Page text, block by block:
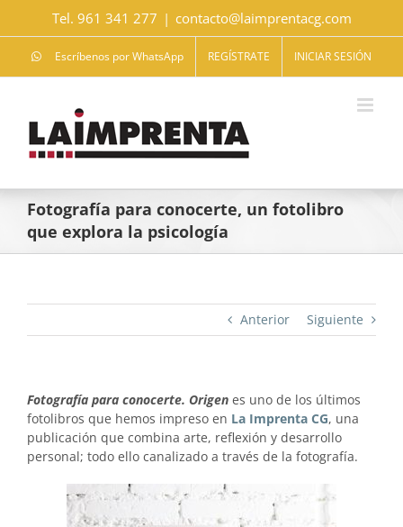
Tel. 961 341 277 | contacto@laimprentacg.com
Escríbenos por WhatsApp REGÍSTRATE INICIAR SESIÓN
Fotografía para conocerte, un fotolibro
que explora la psicología
Anterior Siguiente
Fotografía para conocerte. Origen es uno de los últimos
fotolibros que hemos impreso en La Imprenta CG, una
publicación que combina arte, reflexión y desarrollo
personal; todo ello canalizado a través de la fotografía.